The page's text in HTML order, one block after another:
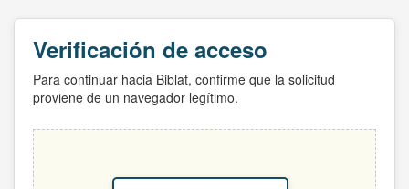
Verificación de acceso
Para continuar hacia Biblat, confirme que la solicitud
proviene de un navegador legítimo.